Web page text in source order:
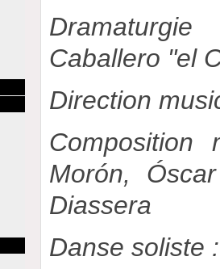
Caballero "el
Direction
Morón,
Diassera
Danse soliste